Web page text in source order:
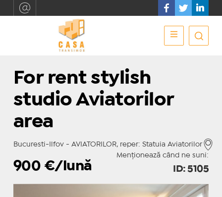
For rent stylish
studio Aviatorilor
area
Bucuresti-Ilfov - AVIATORILOR, reper: Statuia Aviatorilor
Menționează când ne suni:
900 €/lună ID: 5105